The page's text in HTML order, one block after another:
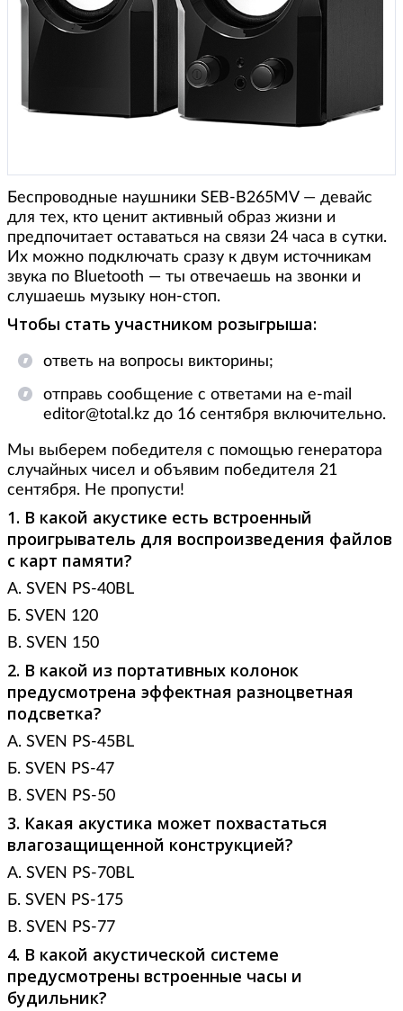
Беспроводные наушники SEB-B265MV — девайс
для тех, кто ценит активный образ жизни и
предпочитает оставаться на связи 24 часа в сутки.
Их можно подключать сразу к двум источникам
звука по Bluetooth — ты отвечаешь на звонки и
слушаешь музыку нон-стоп.
Чтобы стать участником розыгрыша:
ответь на вопросы викторины;
отправь сообщение с ответами на e-mail
editor@total.kz до 16 сентября включительно.
Мы выберем победителя с помощью генератора
случайных чисел и объявим победителя 21
сентября. Не пропусти!
1. В какой акустике есть встроенный
проигрыватель для воспроизведения файлов
с карт памяти?
А. SVEN PS-40BL
Б. SVEN 120
В. SVEN 150
2. В какой из портативных колонок
предусмотрена эффектная разноцветная
подсветка?
А. SVEN PS-45BL
Б. SVEN PS-47
В. SVEN PS-50
3. Какая акустика может похвастаться
влагозащищенной конструкцией?
А. SVEN PS-70BL
Б. SVEN PS-175
В. SVEN PS-77
4. В какой акустической системе
предусмотрены встроенные часы и
будильник?